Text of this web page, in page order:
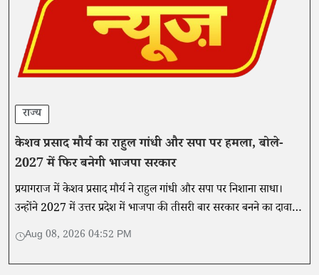
राज्य
केशव प्रसाद मौर्य का राहुल गांधी और सपा पर हमला, बोले-
2027 में फिर बनेगी भाजपा सरकार
प्रयागराज में केशव प्रसाद मौर्य ने राहुल गांधी और सपा पर निशाना साधा।
उन्होंने 2027 में उत्तर प्रदेश में भाजपा की तीसरी बार सरकार बनने का दावा
किया।
Aug 08, 2026 04:52 PM